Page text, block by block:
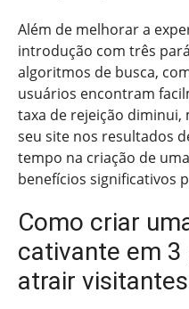
Além de melhorar a
introdução com três
algoritmos de busca,
usuários encontram
taxa de rejeição
seu site nos resultados
tempo na criação de
benefícios significativos
Como criar
cativante em
atrair visitantes